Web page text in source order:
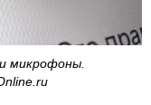
микрофоны.